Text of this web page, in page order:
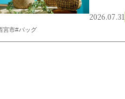
2026.07.31
宮市#バッグ